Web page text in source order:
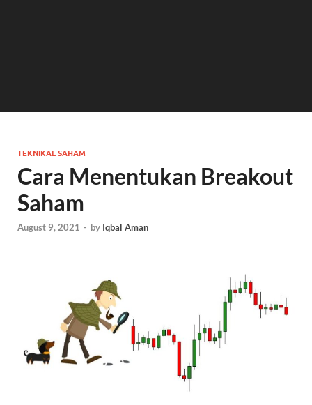
TEKNIKAL SAHAM
Cara Menentukan Breakout
Saham
August 9, 2021 - by Iqbal Aman